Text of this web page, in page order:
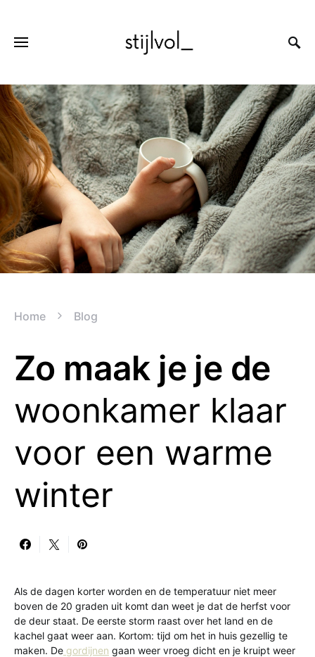
Home Blog
Zo maak je je de
woonkamer klaar
voor een warme
winter
Als de dagen korter worden en de temperatuur niet meer
boven de 20 graden uit komt dan weet je dat de herfst voor
de deur staat. De eerste storm raast over het land en de
kachel gaat weer aan. Kortom: tijd om het in huis gezellig te
maken. De gordijnen gaan weer vroeg dicht en je kruipt weer